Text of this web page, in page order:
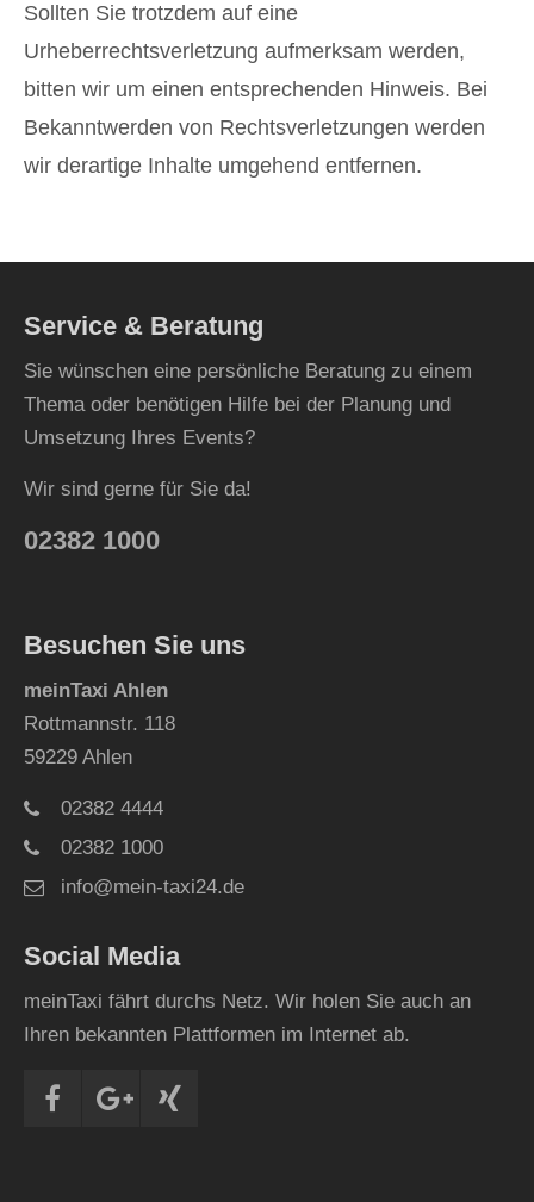
Sollten Sie trotzdem auf eine
Urheberrechtsverletzung aufmerksam werden,
bitten wir um einen entsprechenden Hinweis. Bei
Bekanntwerden von Rechtsverletzungen werden
wir derartige Inhalte umgehend entfernen.
Service & Beratung
Sie wünschen eine persönliche Beratung zu einem
Thema oder benötigen Hilfe bei der Planung und
Umsetzung Ihres Events?
Wir sind gerne für Sie da!
02382 1000
Besuchen Sie uns
meinTaxi Ahlen
Rottmannstr. 118
59229 Ahlen
02382 4444
02382 1000
info@mein-taxi24.de
Social Media
meinTaxi fährt durchs Netz. Wir holen Sie auch an
Ihren bekannten Plattformen im Internet ab.